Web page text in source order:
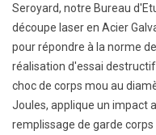
Seroyard, notre Bureau
découpe laser en Acier
pour répondre à la norme
réalisation d'essai
choc de corps mou au
Joules, applique un impact
remplissage de garde corps